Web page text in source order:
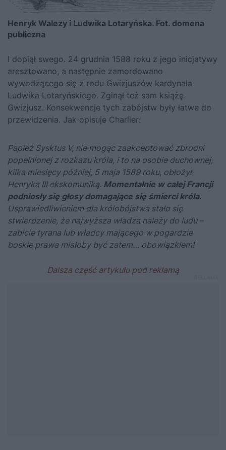
Henryk Walezy i Ludwika Lotaryńska. Fot. domena
publiczna
I dopiął swego. 24 grudnia 1588 roku z jego inicjatywy
aresztowano, a następnie zamordowano
wywodzącego się z rodu Gwizjuszów kardynała
Ludwika Lotaryńskiego. Zginął też sam książę
Gwizjusz. Konsekwencje tych zabójstw były łatwe do
przewidzenia. Jak opisuje Charlier:
Papież Sysktus V, nie mogąc zaakceptować zbrodni
popełnionej z rozkazu króla, i to na osobie duchownej,
kilka miesięcy później, 5 maja 1589 roku, obłożył
Henryka III ekskomuniką. Momentalnie w całej Francji
podniosły się głosy domagające się śmierci króla.
Usprawiedliwieniem dla królobójstwa stało się
stwierdzenie, że najwyższa władza należy do ludu –
zabicie tyrana lub władcy mającego w pogardzie
boskie prawa miałoby być zatem… obowiązkiem!